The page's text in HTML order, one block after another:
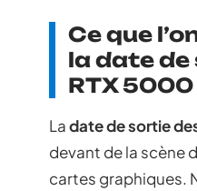
Ce que
la date
RTX 5000
Ladate de sortie
devant de la scène
cartes graphiques.